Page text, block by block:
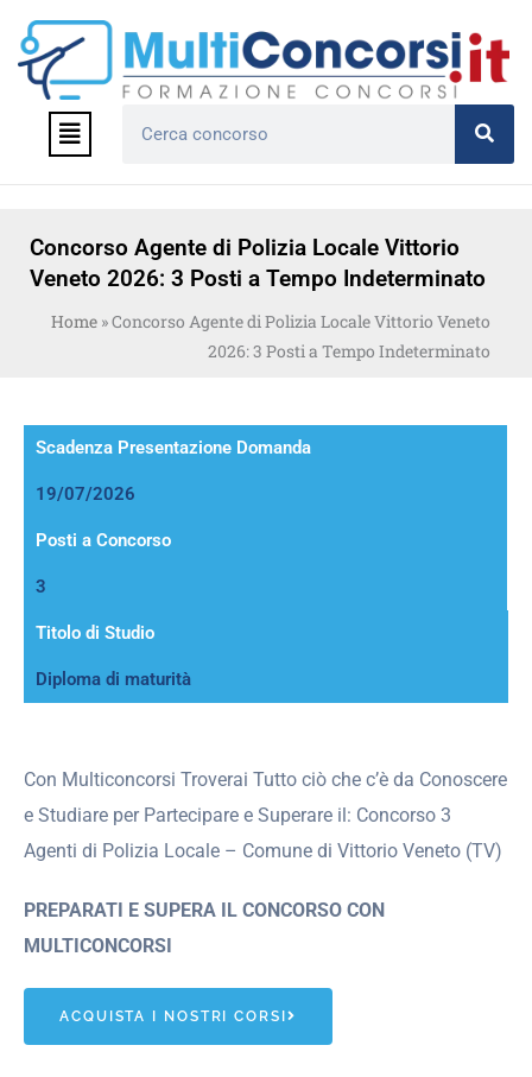
contenuto
Menu
Concorso Agente di Polizia Locale Vittorio
Veneto 2026: 3 Posti a Tempo Indeterminato
Home »Concorso Agente di Polizia Locale Vittorio Veneto
2026: 3 Posti a Tempo Indeterminato
Scadenza Presentazione Domanda
19/07/2026
Posti a Concorso
3
Titolo di Studio
Diploma di maturità
Con Multiconcorsi Troverai Tutto ciò che c’è da Conoscere
e Studiare per Partecipare e Superare il: Concorso 3
Agenti di Polizia Locale – Comune di Vittorio Veneto (TV)
PREPARATI E SUPERA IL CONCORSO CON
MULTICONCORSI
ACQUISTA I NOSTRI CORSI